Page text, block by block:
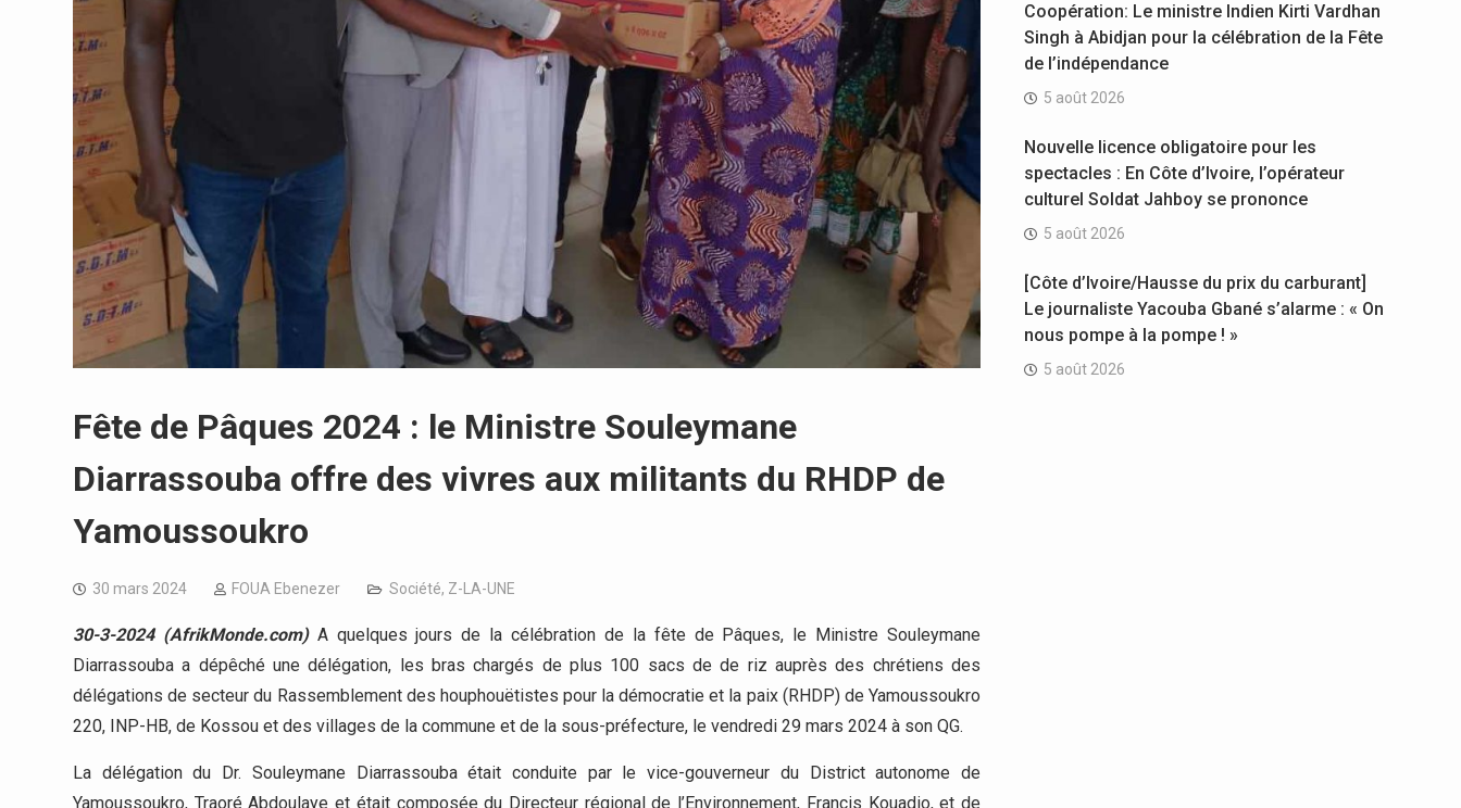
Fête de Pâques 2024 : le Ministre Souleymane
Diarrassouba offre des vivres aux militants du RHDP de
Yamoussoukro
30 mars 2024 FOUA Ebenezer Société, Z-LA-UNE
30-3-2024 (AfrikMonde.com)A quelques jours de la célébration de la fête de Pâques, le Ministre Souleymane
Diarrassouba a dépêché une délégation, les bras chargés de plus 100 sacs de de riz auprès des chrétiens des
délégations de secteur du Rassemblement des houphouëtistes pour la démocratie et la paix (RHDP) de Yamoussoukro
220, INP-HB, de Kossou et des villages de la commune et de la sous-préfecture, le vendredi 29 mars 2024 à son QG.
La délégation du Dr. Souleymane Diarrassouba était conduite par le vice-gouverneur du District autonome de
Yamoussoukro, Traoré Abdoulaye et était composée du Directeur régional de l’Environnement, Francis Kouadio, et de
Coopération: Le ministre Indien Kirti Vardhan
Singh à Abidjan pour la célébration de la Fête
de l’indépendance
5 août 2026
Nouvelle licence obligatoire pour les
spectacles : En Côte d’Ivoire, l’opérateur
culturel Soldat Jahboy se prononce
5 août 2026
[Côte d’Ivoire/Hausse du prix du carburant]
Le journaliste Yacouba Gbané s’alarme : « On
nous pompe à la pompe ! »
5 août 2026